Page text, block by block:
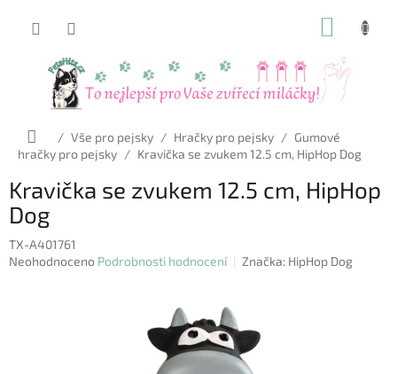
Domů
/ Vše pro pejsky / Hračky pro pejsky / Gumové
hračky pro pejsky / Kravička se zvukem 12.5 cm, HipHop Dog
Kravička se zvukem 12.5 cm, HipHop
Dog
TX-A401761
Průměrné
Neohodnoceno Podrobnosti hodnocení Značka: HipHop Dog